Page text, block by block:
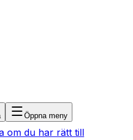
Öppna meny
om du har rätt till